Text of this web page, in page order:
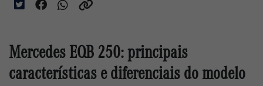
Mercedes EQB 250: principais
características e diferenciais do modelo